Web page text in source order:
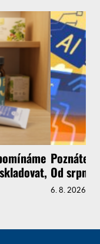
Poznáte,
Od srpna
6. 8. 2026